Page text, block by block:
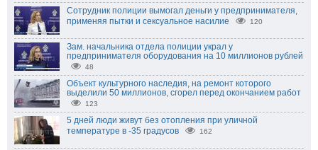
Сотрудник полиции вымогал деньги у предпринимателя,
применяя пытки и сексуальное насилие
120
Зам. начальника отдела полиции украл у
предпринимателя оборудования на 10 миллионов рублей
48
Объект культурного наследия, на ремонт которого
выделили 50 миллионов, сгорел перед окончанием работ
123
5 дней люди живут без отопления при уличной
температуре в -35 градусов
162